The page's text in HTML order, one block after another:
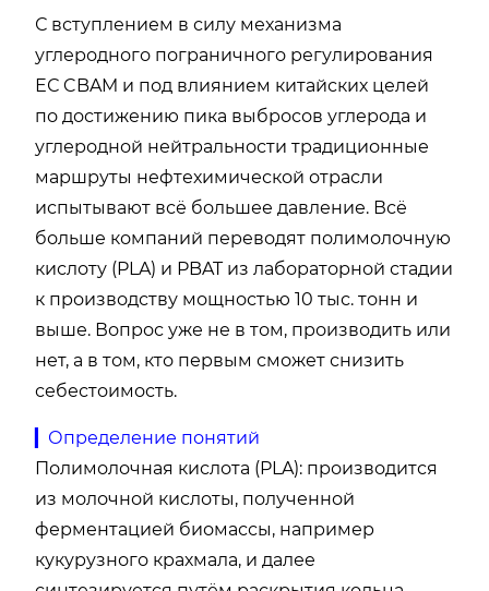
С вступлением в силу механизма
углеродного пограничного регулирования
ЕС CBAM и под влиянием китайских целей
по достижению пика выбросов углерода и
углеродной нейтральности традиционные
маршруты нефтехимической отрасли
испытывают всё большее давление. Всё
больше компаний переводят полимолочную
кислоту (PLA) и PBAT из лабораторной стадии
к производству мощностью 10 тыс. тонн и
выше. Вопрос уже не в том, производить или
нет, а в том, кто первым сможет снизить
себестоимость.
▎Определение понятий
Полимолочная кислота (PLA): производится
из молочной кислоты, полученной
ферментацией биомассы, например
кукурузного крахмала, и далее